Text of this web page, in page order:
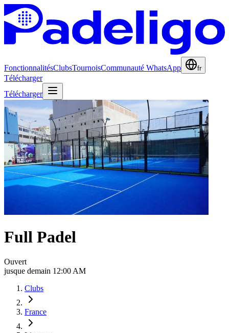
FonctionnalitésClubsTournoisCommunauté WhatsApp fr
Télécharger
Télécharger
Full Padel
Ouvert
jusque demain 12:00 AM
Clubs
France